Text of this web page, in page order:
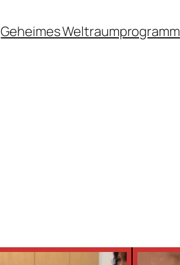
Geheimes Weltraumprogramm